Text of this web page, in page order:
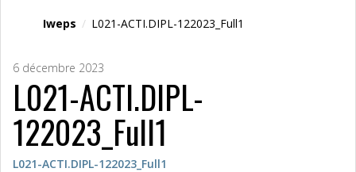
Iweps / L021-ACTI.DIPL-122023_Full1
6 décembre 2023
L021-ACTI.DIPL-
122023_Full1
L021-ACTI.DIPL-122023_Full1